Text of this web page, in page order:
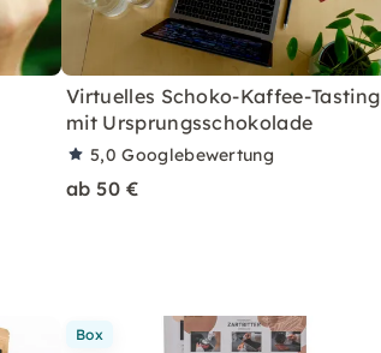
Virtuelles Schoko-Kaffee-Tasting
mit Ursprungsschokolade
5,0Googlebewertung
ab 50 €
Box